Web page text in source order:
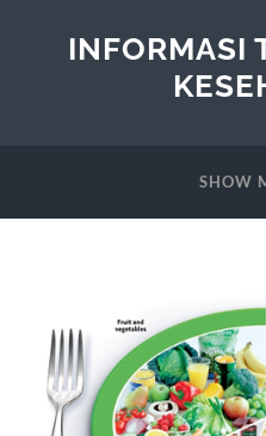
INFORMASI
SHOW